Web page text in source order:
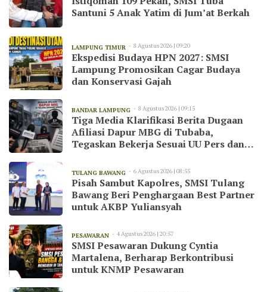
Santuni 5 Anak Yatim di Jum’at Berkah
LAMPUNG TIMUR 8 Agustus 2026 | 09:20
Ekspedisi Budaya HPN 2027: SMSI
Lampung Promosikan Cagar Budaya
dan Konservasi Gajah
BANDAR LAMPUNG 8 Agustus 2026 | 09:15
Tiga Media Klarifikasi Berita Dugaan
Afiliasi Dapur MBG di Tubaba,
Tegaskan Bekerja Sesuai UU Pers dan
TULANG BAWANG 6 Agustus 2026 | 08:55
Pisah Sambut Kapolres, SMSI Tulang
Bawang Beri Penghargaan Best Partner
untuk AKBP Yuliansyah
PESAWARAN 4 Agustus 2026 | 20:57
SMSI Pesawaran Dukung Cyntia
Martalena, Berharap Berkontribusi
untuk KNMP Pesawaran